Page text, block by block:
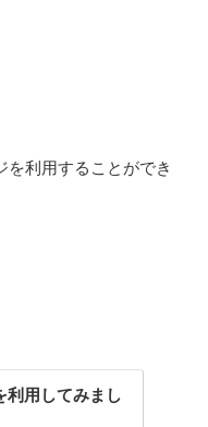
を利用することができ
用してみまし